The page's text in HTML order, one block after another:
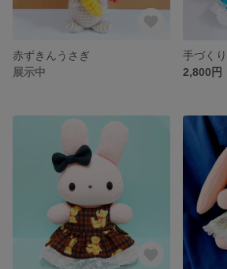
赤ずきんうさぎ
展示中
2,800円